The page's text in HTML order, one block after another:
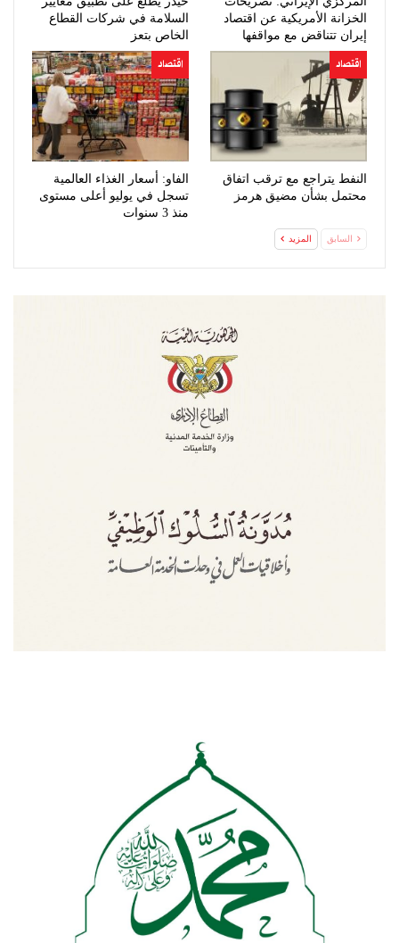
الخزانة الأمريكية عن اقتصاد
إيران تتناقض مع مواقفها
السابقة
السلامة في شركات القطاع
الخاص بتعز
اقتصاد
النفط يتراجع مع ترقب اتفاق
محتمل بشأن مضيق هرمز
اقتصاد
الفاو: أسعار الغذاء العالمية
تسجل في يوليو أعلى مستوى
منذ 3 سنوات
السابق المزيد